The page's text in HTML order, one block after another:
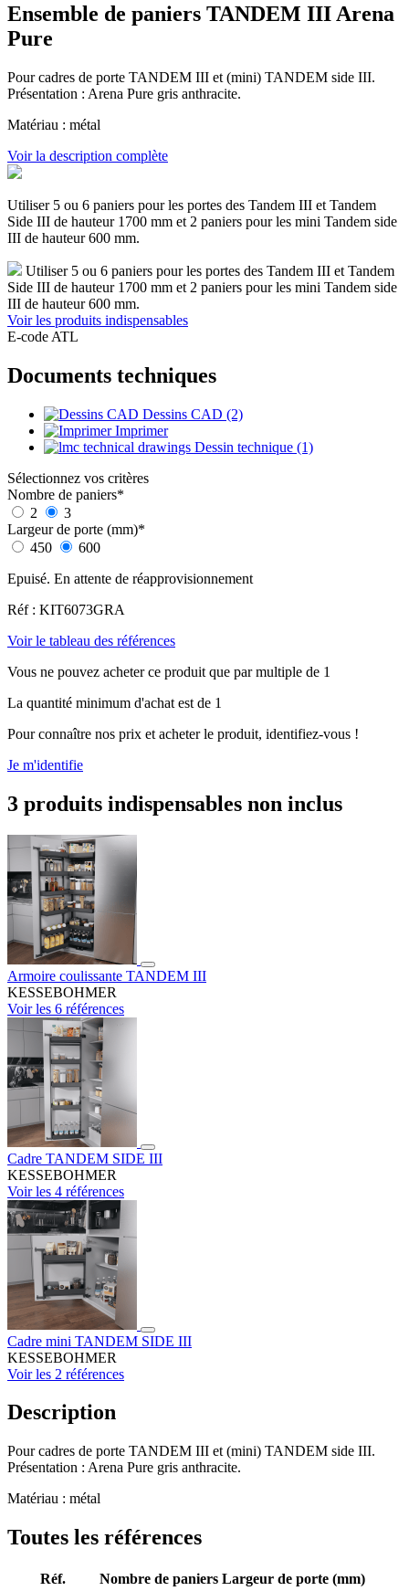
Ensemble de paniers TANDEM III Arena
Pure
Pour cadres de porte TANDEM III et (mini) TANDEM side III.
Présentation : Arena Pure gris anthracite.
Matériau : métal
Voir la description complète
Utiliser 5 ou 6 paniers pour les portes des Tandem III et Tandem
Side III de hauteur 1700 mm et 2 paniers pour les mini Tandem side
III de hauteur 600 mm.
Utiliser 5 ou 6 paniers pour les portes des Tandem III et Tandem
Side III de hauteur 1700 mm et 2 paniers pour les mini Tandem side
III de hauteur 600 mm.
Voir les produits indispensables
E-code ATL
Documents techniques
Dessins CAD (2)
Imprimer
Dessin technique (1)
Sélectionnez vos critères
Nombre de paniers*
2
3
Largeur de porte (mm)*
450
600
Epuisé. En attente de réapprovisionnement
Réf : KIT6073GRA
Voir le tableau des références
Vous ne pouvez acheter ce produit que par multiple de 1
La quantité minimum d'achat est de 1
Pour connaître nos prix et acheter le produit, identifiez-vous !
Je m'identifie
3 produits indispensables non inclus
Armoire coulissante TANDEM III
KESSEBOHMER
Voir les 6 références
Cadre TANDEM SIDE III
KESSEBOHMER
Voir les 4 références
Cadre mini TANDEM SIDE III
KESSEBOHMER
Voir les 2 références
Description
Pour cadres de porte TANDEM III et (mini) TANDEM side III.
Présentation : Arena Pure gris anthracite.
Matériau : métal
Toutes les références
Réf. Nombre de paniers Largeur de porte (mm)